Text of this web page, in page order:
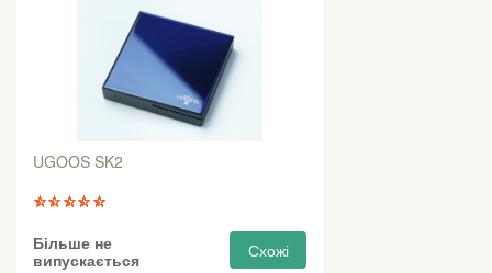
UGOOS SK2
Більше не
випускається
Схожі